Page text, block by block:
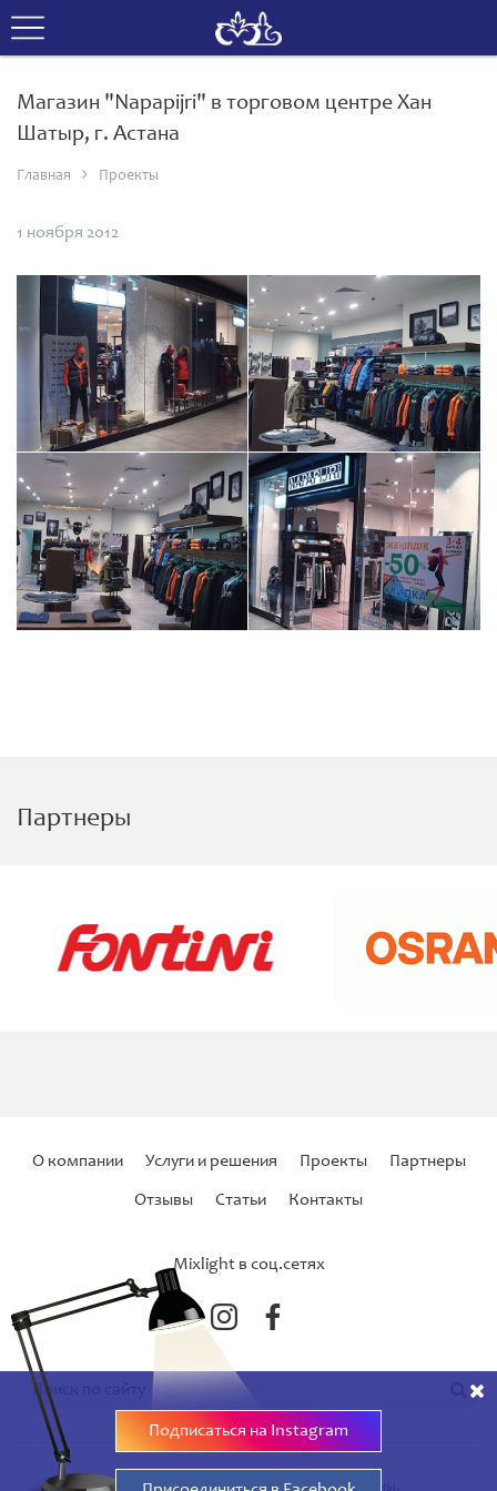
Магазин "Napapijri" в торговом центре Хан
Шатыр, г. Астана
Главная Проекты
1 ноября 2012
Партнеры
О компании Услуги и решения Проекты Партнеры
Отзывы Статьи Контакты
Mixlight в соц.сетях
© 2008 - 2017 MixLight. Все права защищены.
Подписаться на Instagram